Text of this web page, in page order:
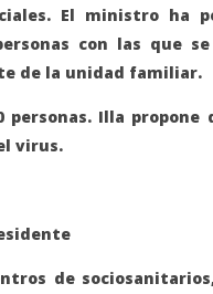
El ministro ha
con las que
de la unidad familiar.
Illa
virus.
de